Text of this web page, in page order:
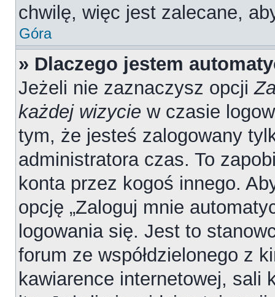
chwilę, więc jest zalecane,
Góra
» Dlaczego jestem
Jeżeli nie zaznaczysz opcji
każdej wizycie w czasie
tym, że jesteś zalogowany
administratora czas. To
konta przez kogoś innego.
opcję „Zaloguj mnie
logowania się. Jest to
forum ze współdzielonego z
kawiarence internetowej, sali